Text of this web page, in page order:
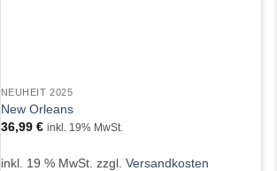
NEUHEIT 2025
New Orleans
36,99 € inkl. 19% MwSt.
inkl. 19 % MwSt. zzgl. Versandkosten